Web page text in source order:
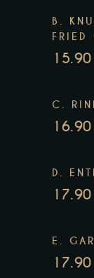
B.
FRIED
C.
D.
E.